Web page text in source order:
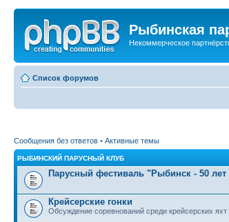
Рыбинская
Некоммерческое
Список форумов
Сообщения без ответов • Активные темы
РЫБИНСКИЙ ПАРУСНЫЙ КЛУБ
Парусный фестиваль "Рыбинск - 50
Крейсерские гонки
Обсуждение соревнований среди крейсерских яхт